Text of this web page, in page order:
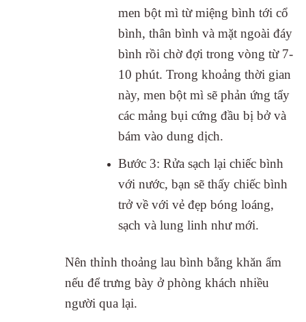
men bột mì từ miệng bình tới cổ
bình, thân bình và mặt ngoài đáy
bình rồi chờ đợi trong vòng từ 7-
10 phút. Trong khoảng thời gian
này, men bột mì sẽ phản ứng tẩy
các mảng bụi cứng đầu bị bở và
bám vào dung dịch.
Bước 3: Rửa sạch lại chiếc bình
với nước, bạn sẽ thấy chiếc bình
trở về với vẻ đẹp bóng loáng,
sạch và lung linh như mới.
Nên thỉnh thoảng lau bình bằng khăn ẩm
nếu để trưng bày ở phòng khách nhiều
người qua lại.